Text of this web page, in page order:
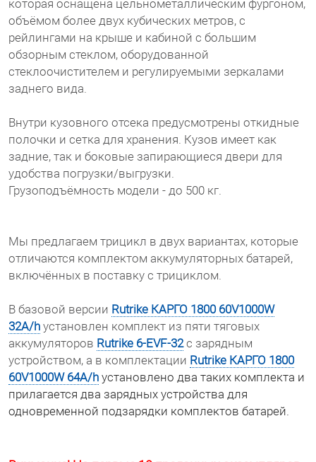
которая оснащена цельнометаллическим фургоном,
объёмом более двух кубических метров, с
рейлингами на крыше и кабиной с большим
обзорным стеклом, оборудованной
стеклоочистителем и регулируемыми зеркалами
заднего вида.
Внутри кузовного отсека предусмотрены откидные
полочки и сетка для хранения. Кузов имеет как
задние, так и боковые запирающиеся двери для
удобства погрузки/выгрузки.
Грузоподъёмность модели - до 500 кг.
Мы предлагаем трицикл в двух вариантах, которые
отличаются комплектом аккумуляторных батарей,
включённых в поставку с трициклом.
В базовой версии Rutrike КАРГО 1800 60V1000W
32A/h установлен комплект из пяти тяговых
аккумуляторов Rutrike 6-EVF-32с зарядным
устройством, а в комплектации Rutrike КАРГО 1800
60V1000W 64A/h установлено два таких комплекта и
прилагается два зарядных устройства для
одновременной подзарядки комплектов батарей.